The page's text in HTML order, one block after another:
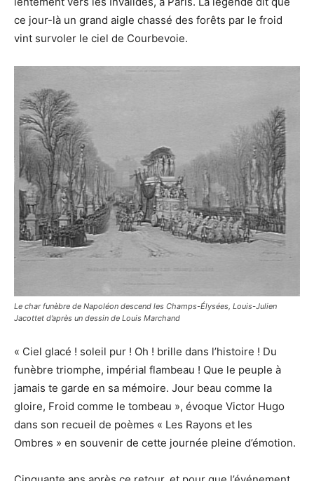
ce jour-là un grand aigle chassé des forêts par le froid
vint survoler le ciel de Courbevoie.
Le char funèbre de Napoléon descend les Champs-Élysées, Louis-Julien
Jacottet d’après un dessin de Louis Marchand
« Ciel glacé ! soleil pur ! Oh ! brille dans l’histoire ! Du
funèbre triomphe, impérial flambeau ! Que le peuple à
jamais te garde en sa mémoire. Jour beau comme la
gloire, Froid comme le tombeau », évoque Victor Hugo
dans son recueil de poèmes « Les Rayons et les
Ombres » en souvenir de cette journée pleine d’émotion.